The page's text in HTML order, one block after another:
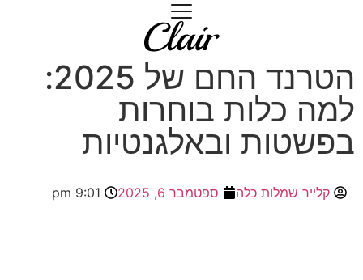
הטרנד החם של 2025:
למה כלות בוחרות
בפשטות ובאלגנטיות
קלייר שמלות כלה ספטמבר 6, 2025 9:01 pm